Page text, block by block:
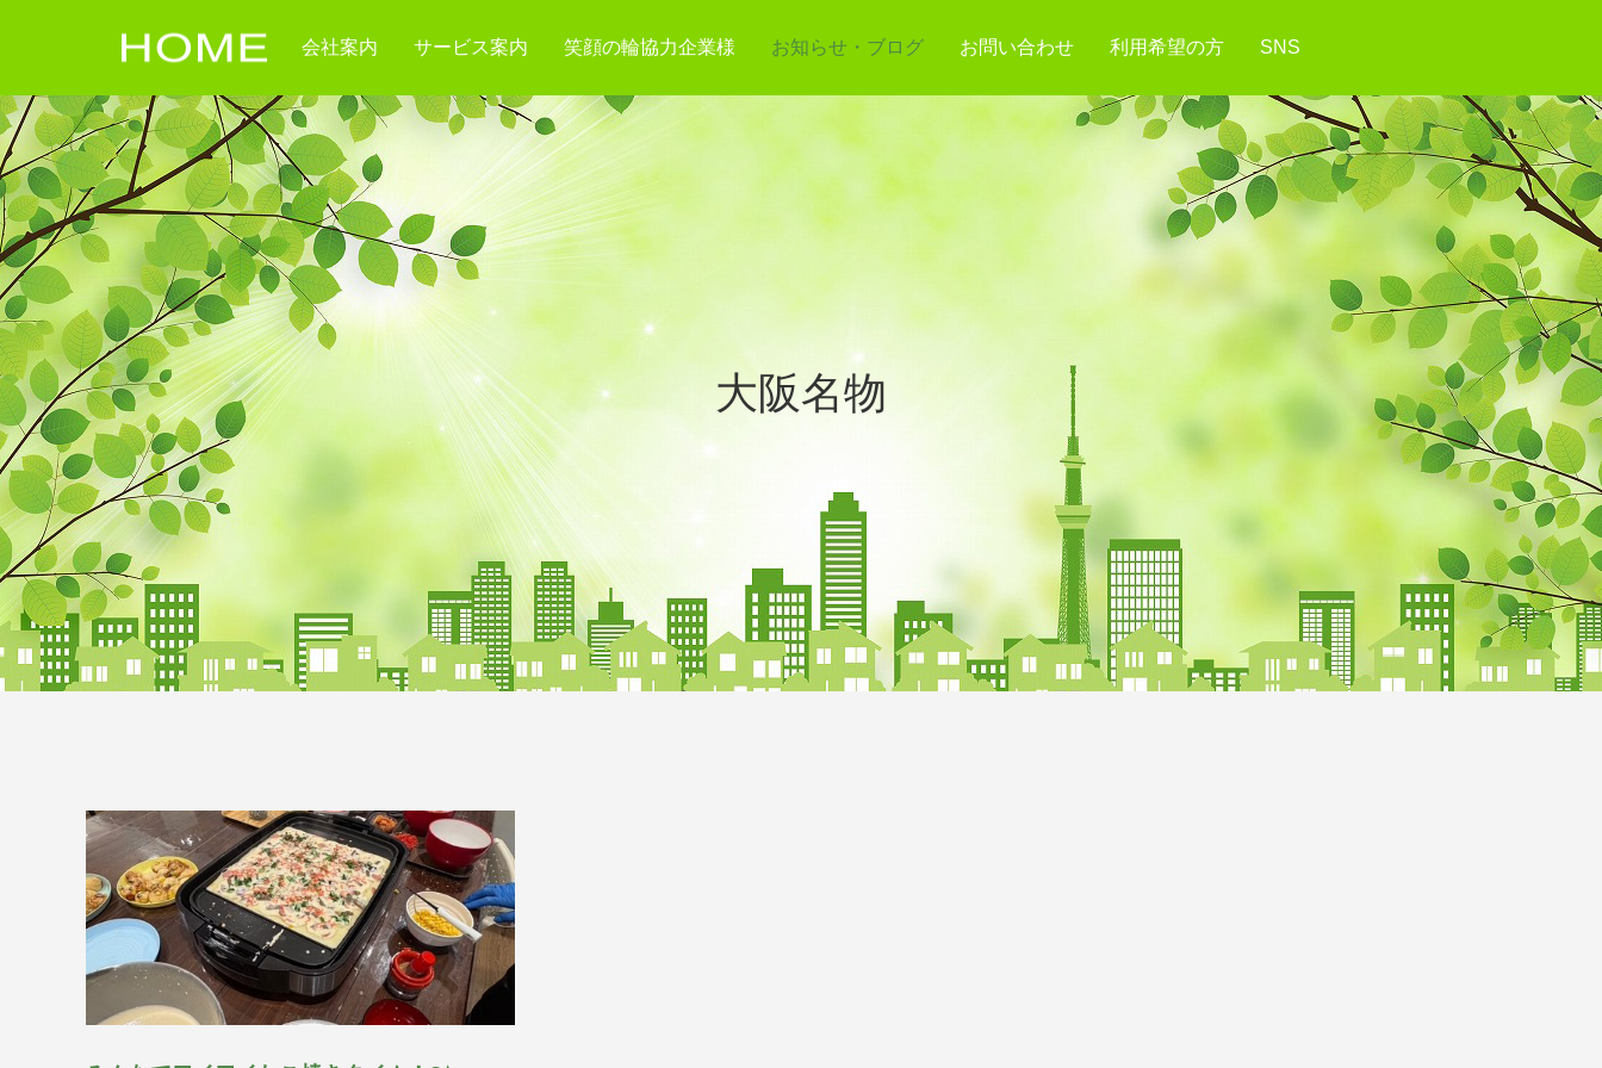
会社案内 サービス案内 笑顔の輪協力企業様 お知らせ・ブログ お問い合わせ 利用希望の方 SNS
大阪名物